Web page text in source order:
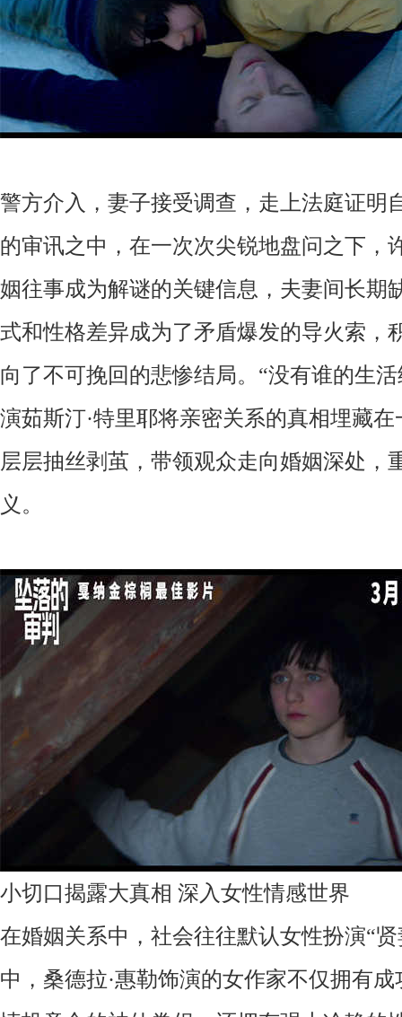
警方介入，妻子接受调查，走上法庭证明
的审讯之中，在一次次尖锐地盘问之下，
姻往事成为解谜的关键信息，夫妻间长期
式和性格差异成为了矛盾爆发的导火索，
向了不可挽回的悲惨结局。 “没有谁的生
演茹斯汀·特里耶将亲密关系的真相埋藏
层层抽丝剥茧，带领观众走向婚姻深处，
义。
小切口揭露大真相 深入女性情感世界
在婚姻关系中，社会往往默认女性扮演“
中， 桑德拉·惠勒饰演的女作家不仅拥有